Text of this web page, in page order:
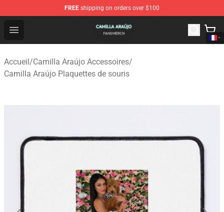
FREE shipping on orders over $100
Open menu
Camilla Araújo Shop - Official Camilla Araújo
Accueil/Camilla Araújo Accessoires/
Camilla Araújo Plaquettes de souris